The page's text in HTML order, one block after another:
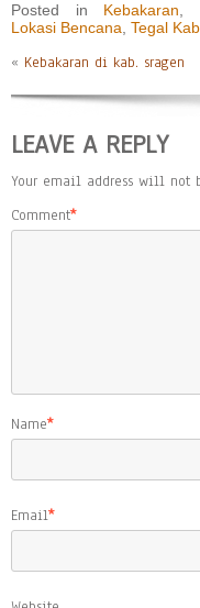
Posted in Kebakaran
Lokasi Bencana Tegal Kab.
« Kebakaran di kab. sragen
LEAVE A REPLY
Your email address will not
Comment*
Name*
Email*